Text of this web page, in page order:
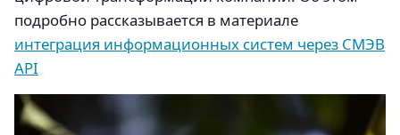
подробно рассказывается в материале
интеграция информационных систем через СМЭВ
API